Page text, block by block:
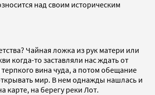
над своим историческим
Чайная ложка из рук матери или
когда-то заставляли нас ждать от
терпкого вина чуда, а потом обещание
мир. В нем однажды нашлась и
карте, на берегу реки Лот.